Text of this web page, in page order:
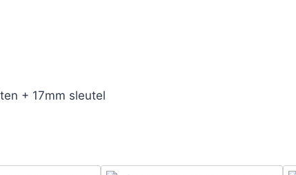
+ 17mm sleutel